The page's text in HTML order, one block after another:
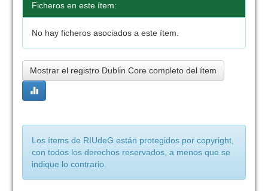
Ficheros en este ítem:
No hay ficheros asociados a este ítem.
Mostrar el registro Dublin Core completo del ítem
Los ítems de RIUdeG están protegidos por copyright,
con todos los derechos reservados, a menos que se
indique lo contrario.